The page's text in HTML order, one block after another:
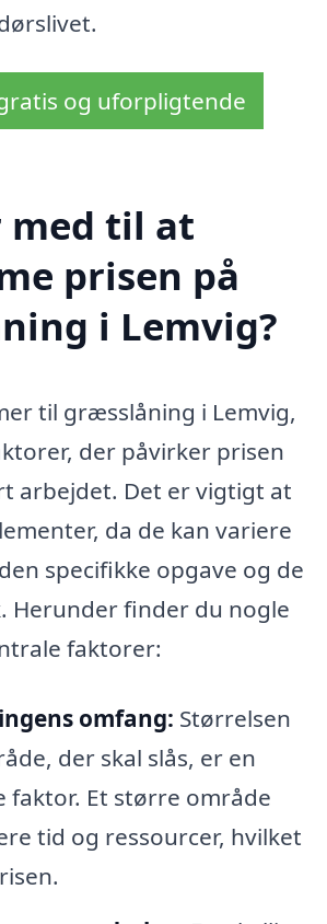
og uforpligtende
med til at
prisen på
i Lemvig?
til græsslåning i Lemvig,
der påvirker prisen
arbejdet. Det er vigtigt at
da de kan variere
specifikke opgave og de
Herunder finder du nogle
faktorer:
omfang: Størrelsen
der skal slås, er en
faktor. Et større område
tid og ressourcer, hvilket